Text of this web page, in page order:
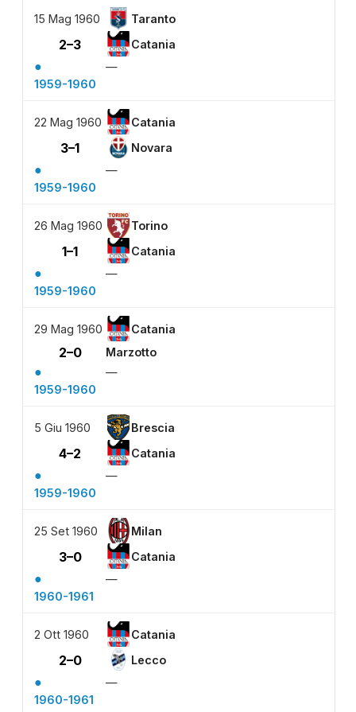
15 Mag 1960 Taranto
2–3 Catania
●
—
1959-1960
22 Mag 1960 Catania
3–1 Novara
●
—
1959-1960
26 Mag 1960 Torino
1–1 Catania
●
—
1959-1960
29 Mag 1960 Catania
2–0 Marzotto
●
—
1959-1960
5 Giu 1960 Brescia
4–2 Catania
●
—
1959-1960
25 Set 1960 Milan
3–0 Catania
●
—
1960-1961
2 Ott 1960 Catania
2–0 Lecco
●
—
1960-1961